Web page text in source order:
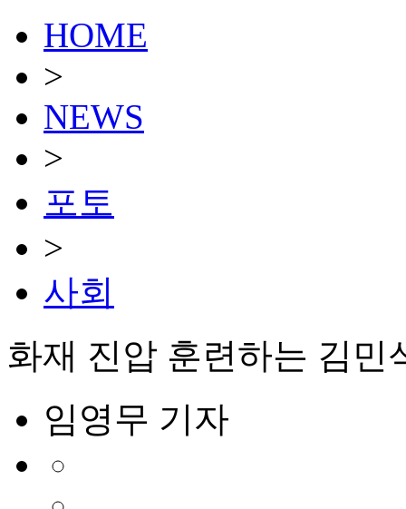
HOME
>
NEWS
>
포토
>
사회
화재 진압 훈련하는 김
임영무 기자